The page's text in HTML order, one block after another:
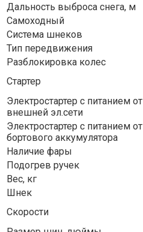
Дальность выброса снега, м
Самоходный
Система шнеков
Тип передвижения
Разблокировка колес
Стартер
Электростартер с питанием от
внешней эл.сети
Электростартер с питанием от
бортового аккумулятора
Наличие фары
Подогрев ручек
Вес, кг
Шнек
Скорости